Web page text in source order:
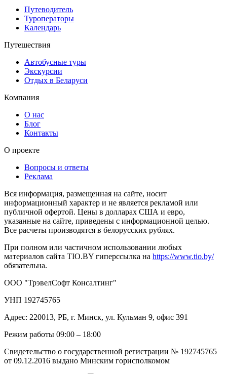
Путеводитель
Туроператоры
Календарь
Путешествия
Автобусные туры
Экскурсии
Отдых в Беларуси
Компания
О нас
Блог
Контакты
О проекте
Вопросы и ответы
Реклама
Вся информация, размещенная на сайте, носит
информационный характер и не является рекламой или
публичной офертой. Цены в долларах США и евро,
указанные на сайте, приведены с информационной целью.
Все расчеты производятся в белорусских рублях.
При полном или частичном использовании любых
материалов сайта TIO.BY гиперссылка на https://www.tio.by/
обязательна.
ООО "ТрэвелСофт Консалтинг"
УНП 192745765
Адрес: 220013, РБ, г. Минск, ул. Кульман 9, офис 391
Режим работы 09:00 – 18:00
Свидетельство о государственной регистрации № 192745765
от 09.12.2016 выдано Минским горисполкомом